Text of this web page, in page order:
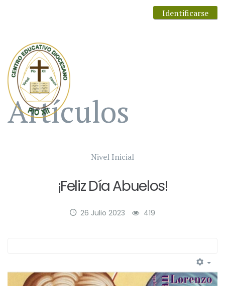
Identificarse
Artículos
Nivel Inicial
¡Feliz Día Abuelos!
26 Julio 2023 419